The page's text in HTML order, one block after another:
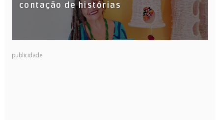
contação de histórias
publicidade